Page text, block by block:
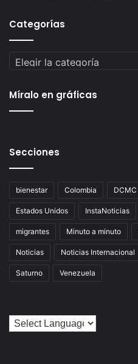
Categorías
Categorías
Míralo en gráficas
Secciones
bienestar Colombia DCMC
Estados Unidos InstaNoticias
migrantes Minuto a minuto
Noticias Noticias Internacional
Saturno Venezuela